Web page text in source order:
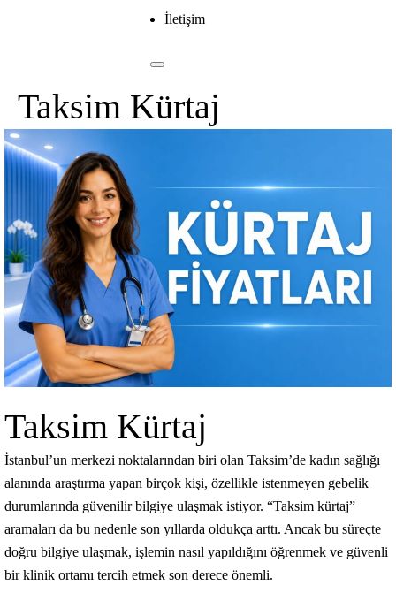
İletişim
Taksim Kürtaj
Taksim Kürtaj
İstanbul’un merkezi noktalarından biri olan Taksim’de kadın sağlığı
alanında araştırma yapan birçok kişi, özellikle istenmeyen gebelik
durumlarında güvenilir bilgiye ulaşmak istiyor. “Taksim kürtaj”
aramaları da bu nedenle son yıllarda oldukça arttı. Ancak bu süreçte
doğru bilgiye ulaşmak, işlemin nasıl yapıldığını öğrenmek ve güvenli
bir klinik ortamı tercih etmek son derece önemli.